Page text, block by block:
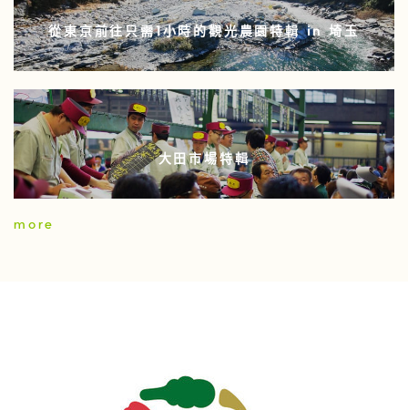
從東京前往只需1小時的觀光農園特輯 in 埼玉
大田市場特輯
more